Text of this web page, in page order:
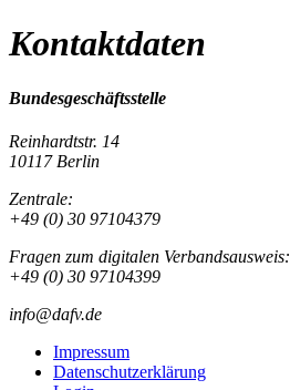
Kontaktdaten
Bundesgeschäftsstelle
Reinhardtstr. 14
10117 Berlin
Zentrale:
+49 (0) 30 97104379
Fragen zum digitalen Verbandsausweis:
+49 (0) 30 97104399
info@dafv.de
Impressum
Datenschutzerklärung